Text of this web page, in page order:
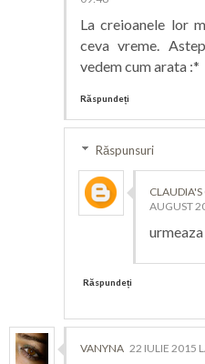
La creioanele lor
ceva vreme.
vedem cum arata :*
Răspundeți
Răspunsuri
AUGUST
Răspundeți
VANYNA 22 IULIE 2015